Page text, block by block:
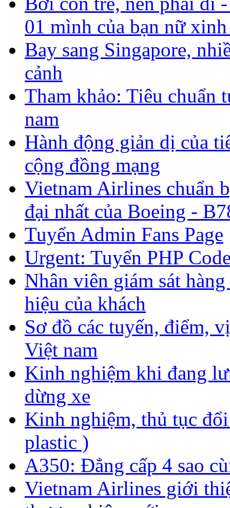
01 mình của bạn nữ
Bay sang Singapore,
cảnh
Tham khảo: Tiêu chuẩn
nam
Hành động giản dị của
cộng đồng mạng
Vietnam Airlines chuẩn
đại nhất của Boeing -
Tuyển Admin Fans Page
Urgent: Tuyển PHP
Nhân viên giám sát
hiệu của khách
Sơ đồ các tuyến, điểm,
Việt nam
Kinh nghiệm khi đang
dừng xe
Kinh nghiệm, thủ tục
plastic )
A350: Đẳng cấp 4 sao
Vietnam Airlines giới